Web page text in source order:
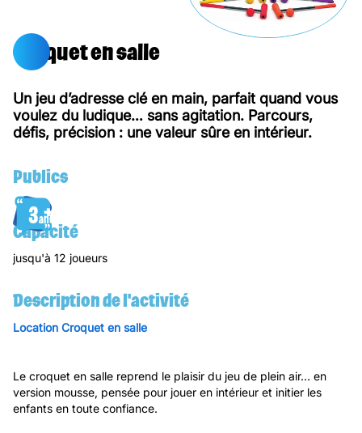
Croquet en salle
Un jeu d’adresse clé en main, parfait quand vous
voulez du ludique… sans agitation. Parcours,
défis, précision : une valeur sûre en intérieur.
Publics
3ans
Capacité
jusqu'à 12 joueurs
Description de l'activité
Location Croquet en salle
Le croquet en salle reprend le plaisir du jeu de plein air… en
version mousse, pensée pour jouer en intérieur et initier les
enfants en toute confiance.